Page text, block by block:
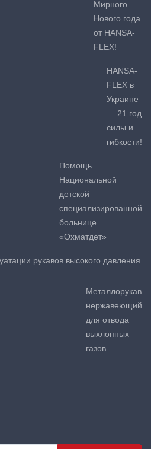
Мирного
Нового года
от HANSA-
FLEX!
HANSA-
FLEX в
Украине
— 21 год
силы и
гибкости!
Помощь
Национальной
детской
специализированной
больнице
«Охматдет»
рукавов высокого давления
Металлорукав
нержавеющий
для отвода
выхлопных
газов